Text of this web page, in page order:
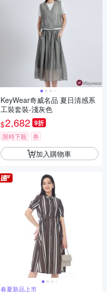
KeyWear奇威名品 夏日清感系
工裝套裝-淺灰色
$2,682 9折
限時下殺 券
加入購物車
春夏新品上市